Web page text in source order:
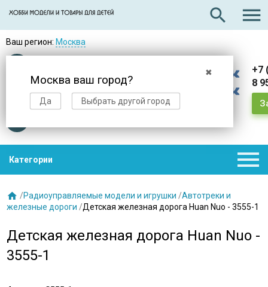
search 
Ваш регион: Москва
✖
Москва ваш город?
Да Выбрать другой город
Доставкав день заказа
+7
8
Категории 
 /Радиоуправляемые модели и игрушки /Автотреки и
железные дороги /Детская железная дорога Huan Nuo - 3555-1
Детская железная дорога Huan Nuo -
3555-1